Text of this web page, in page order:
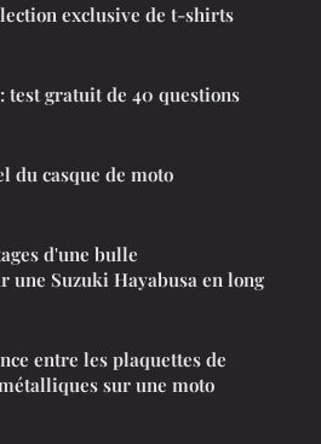
exclusive de t-shirts
test gratuit de 40 questions
du casque de moto
d'une bulle
une Suzuki Hayabusa en long
entre les plaquettes de
sur une moto